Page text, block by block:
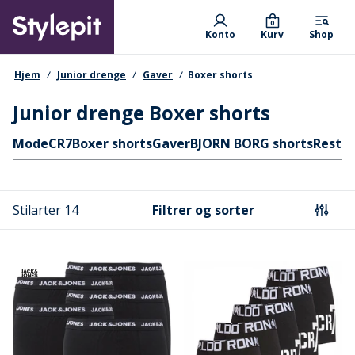
main
content
Primary departments
Konto Kurv
0
Shop
navigationssti
Hjem Junior drenge Gaver Boxer shorts
Junior drenge Boxer shorts
Hurtige links
ModeCR7Boxer shortsGaverBJORN BORG shorts
Stilarter 14 Filtrer og sorter